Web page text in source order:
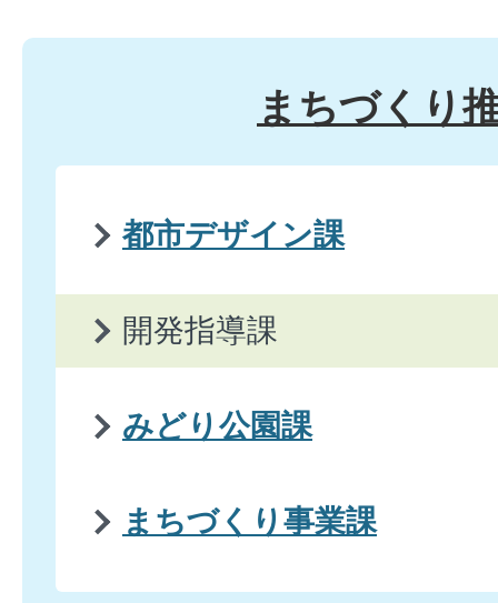
まちづくり
都市デザイン課
開発指導課
みどり公園課
まちづくり事業課